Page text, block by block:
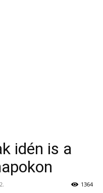
idén is a
1364